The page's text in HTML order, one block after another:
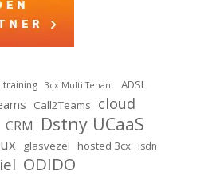
training 3cx Multi Tenant ADSL
Call2Teams cloud
CRM Dstny UCaaS
glasvezel hosted 3cx isdn
ODIDO